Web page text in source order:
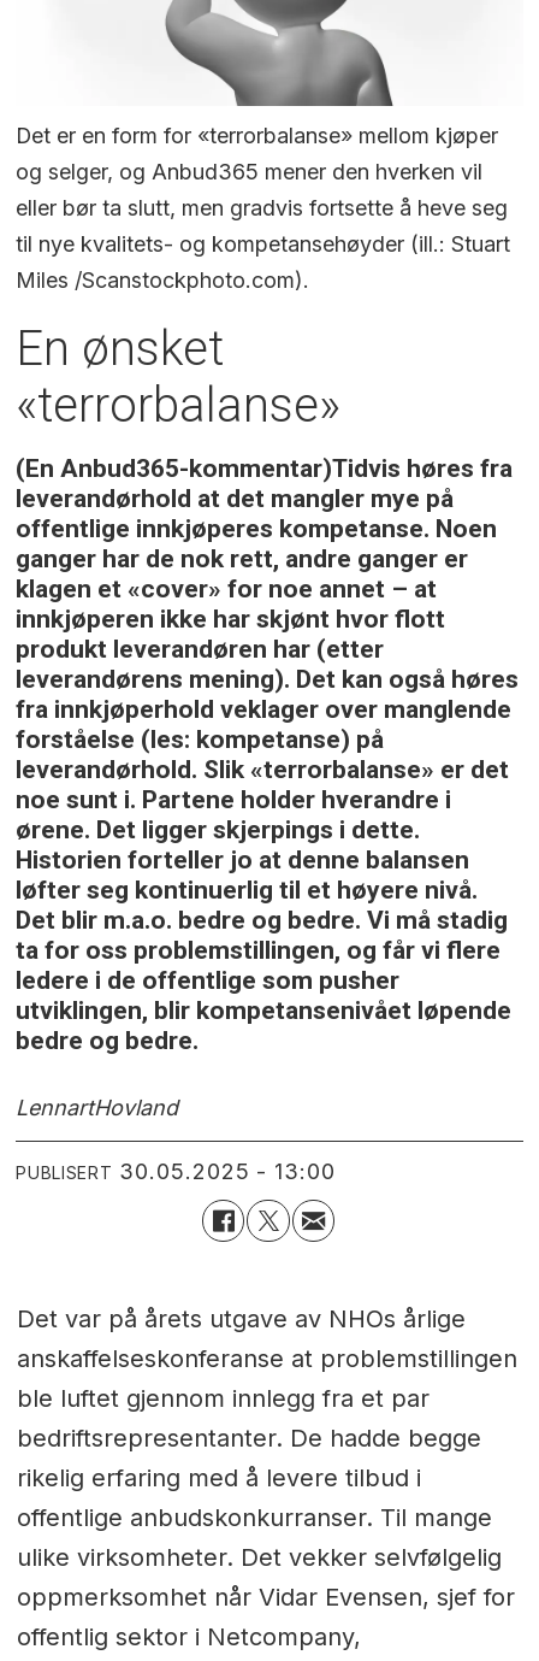
Det er en form for «terrorbalanse» mellom kjøper
og selger, og Anbud365 mener den hverken vil
eller bør ta slutt, men gradvis fortsette å heve seg
til nye kvalitets- og kompetansehøyder (ill.: Stuart
Miles /Scanstockphoto.com).
En ønsket
«terrorbalanse»
(En Anbud365-kommentar)Tidvis høres fra
leverandørhold at det mangler mye på
offentlige innkjøperes kompetanse. Noen
ganger har de nok rett, andre ganger er
klagen et «cover» for noe annet – at
innkjøperen ikke har skjønt hvor flott
produkt leverandøren har (etter
leverandørens mening). Det kan også høres
fra innkjøperhold veklager over manglende
forståelse (les: kompetanse) på
leverandørhold. Slik «terrorbalanse» er det
noe sunt i. Partene holder hverandre i
ørene. Det ligger skjerpings i dette.
Historien forteller jo at denne balansen
løfter seg kontinuerlig til et høyere nivå.
Det blir m.a.o. bedre og bedre. Vi må stadig
ta for oss problemstillingen, og får vi flere
ledere i de offentlige som pusher
utviklingen, blir kompetansenivået løpende
bedre og bedre.
LennartHovland
PUBLISERT 30.05.2025 - 13:00
Det var på årets utgave av NHOs årlige
anskaffelseskonferanse at problemstillingen
ble luftet gjennom innlegg fra et par
bedriftsrepresentanter. De hadde begge
rikelig erfaring med å levere tilbud i
offentlige anbudskonkurranser. Til mange
ulike virksomheter. Det vekker selvfølgelig
oppmerksomhet når Vidar Evensen, sjef for
offentlig sektor i Netcompany,